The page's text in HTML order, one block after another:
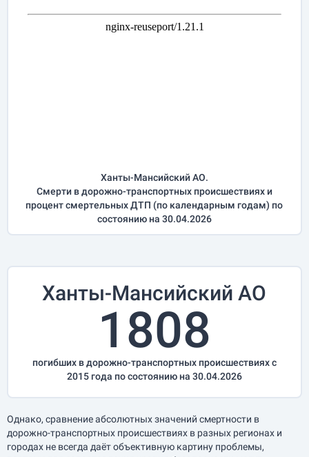
Ханты-Мансийский АО.
Смерти в дорожно-транспортных происшествиях и
процент смертельных ДТП (по календарным годам) по
состоянию на 30.04.2026
Ханты-Мансийский АО
1808
погибших в дорожно-транспортных происшествиях с
2015 года по состоянию на 30.04.2026
Однако, сравнение абсолютных значений смертности в
дорожно-транспортных происшествиях в разных регионах и
городах не всегда даёт объективную картину проблемы,